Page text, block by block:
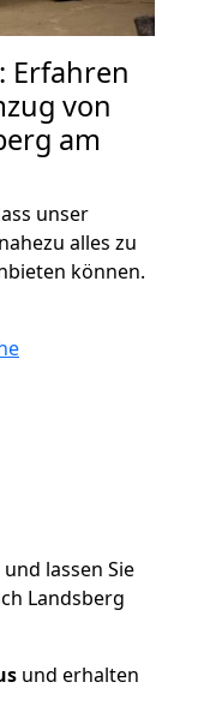
Erfahren
von
am
unser
alles zu
können.
lassen Sie
Landsberg
und erhalten